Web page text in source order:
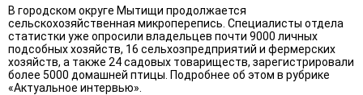
В городском округе Мытищи продолжается
сельскохозяйственная микроперепись. Специалисты отдела
статистки уже опросили владельцев почти 9000 личных
подсобных хозяйств, 16 сельхозпредприятий и фермерских
хозяйств, а также 24 садовых товариществ, зарегистрировали
более 5000 домашней птицы. Подробнее об этом в рубрике
«Актуальное интервью».